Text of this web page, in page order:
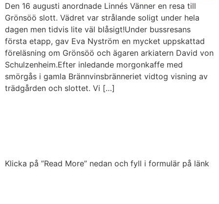
Den 16 augusti anordnade Linnés Vänner en resa till
Grönsöö slott. Vädret var strålande soligt under hela
dagen men tidvis lite väl blåsigt!Under bussresans
första etapp, gav Eva Nyström en mycket uppskattad
föreläsning om Grönsöö och ägaren arkiatern David von
Schulzenheim.Efter inledande morgonkaffe med
smörgås i gamla Brännvinsbränneriet vidtog visning av
trädgården och slottet. Vi […]
Klicka på ”Read More” nedan och fyll i formulär på länk